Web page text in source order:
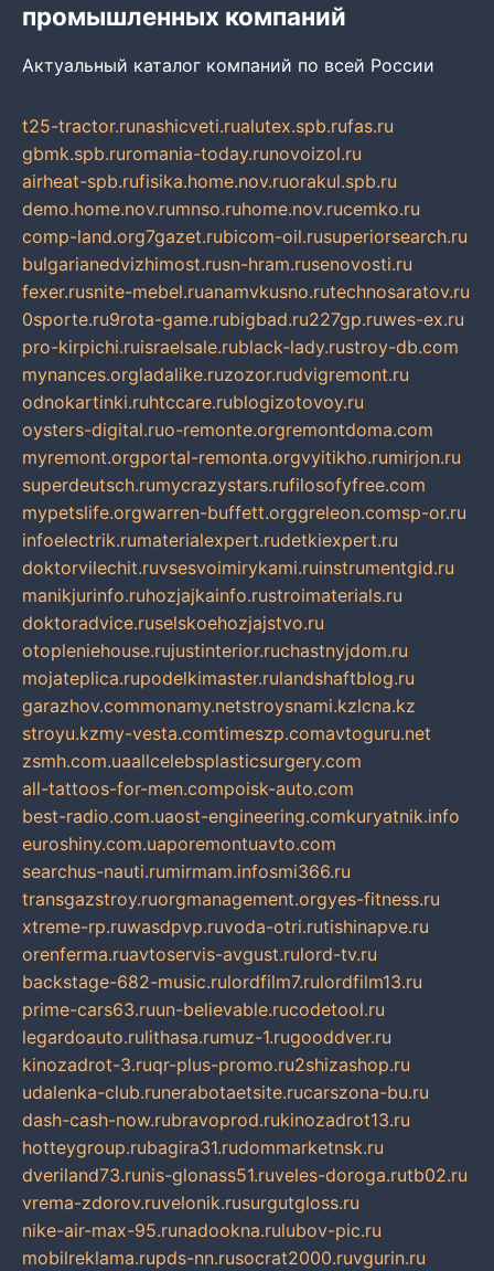
промышленных компаний
Актуальный каталог компаний по всей России
t25-tractor.runashicveti.rualutex.spb.rufas.ru
gbmk.spb.ruromania-today.runovoizol.ru
airheat-spb.rufisika.home.nov.ruorakul.spb.ru
demo.home.nov.rumnso.ruhome.nov.rucemko.ru
comp-land.org7gazet.rubicom-oil.rusuperiorsearch.ru
bulgarianedvizhimost.rusn-hram.rusenovosti.ru
fexer.rusnite-mebel.ruanamvkusno.rutechnosaratov.ru
0sporte.ru9rota-game.rubigbad.ru227gp.ruwes-ex.ru
pro-kirpichi.ruisraelsale.rublack-lady.rustroy-db.com
mynances.orgladalike.ruzozor.rudvigremont.ru
odnokartinki.ruhtccare.rublogizotovoy.ru
oysters-digital.ruo-remonte.orgremontdoma.com
myremont.orgportal-remonta.orgvyitikho.rumirjon.ru
superdeutsch.rumycrazystars.rufilosofyfree.com
mypetslife.orgwarren-buffett.orggreleon.comsp-or.ru
infoelectrik.rumaterialexpert.rudetkiexpert.ru
doktorvilechit.ruvsesvoimirykami.ruinstrumentgid.ru
manikjurinfo.ruhozjajkainfo.rustroimaterials.ru
doktoradvice.ruselskoehozjajstvo.ru
otopleniehouse.rujustinterior.ruchastnyjdom.ru
mojateplica.rupodelkimaster.rulandshaftblog.ru
garazhov.commonamy.netstroysnami.kzlcna.kz
stroyu.kzmy-vesta.comtimeszp.comavtoguru.net
zsmh.com.uaallcelebsplasticsurgery.com
all-tattoos-for-men.compoisk-auto.com
best-radio.com.uaost-engineering.comkuryatnik.info
euroshiny.com.uaporemontuavto.com
searchus-nauti.rumirmam.infosmi366.ru
transgazstroy.ruorgmanagement.orgyes-fitness.ru
xtreme-rp.ruwasdpvp.ruvoda-otri.rutishinapve.ru
orenferma.ruavtoservis-avgust.rulord-tv.ru
backstage-682-music.rulordfilm7.rulordfilm13.ru
prime-cars63.ruun-believable.rucodetool.ru
legardoauto.rulithasa.rumuz-1.rugooddver.ru
kinozadrot-3.ruqr-plus-promo.ru2shizashop.ru
udalenka-club.runerabotaetsite.rucarszona-bu.ru
dash-cash-now.rubravoprod.rukinozadrot13.ru
hotteygroup.rubagira31.rudommarketnsk.ru
dveriland73.runis-glonass51.ruveles-doroga.rutb02.ru
vrema-zdorov.ruvelonik.rusurgutgloss.ru
nike-air-max-95.runadookna.rulubov-pic.ru
mobilreklama.rupds-nn.rusocrat2000.ruvgurin.ru